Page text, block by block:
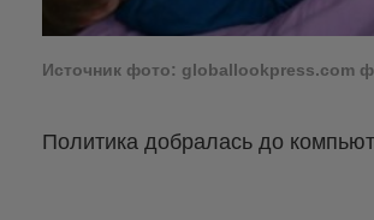
Источник фото: globallookpress.com
Политика добралась до